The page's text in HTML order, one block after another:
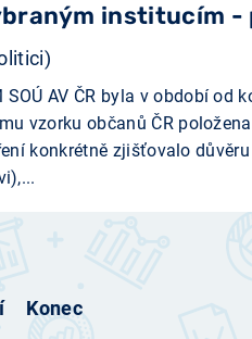
institucím -
SOÚ AV ČR byla v období od
vzorku občanů ČR
konkrétně zjišťovalo
Konec